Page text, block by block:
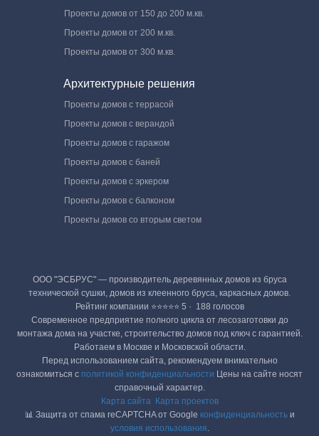
Проекты домов от 150 до 200 м.кв.
Проекты домов от 200 м.кв.
Проекты домов от 300 м.кв.
Архитектурные решения
Проекты домов с террасой
Проекты домов с верандой
Проекты домов с гаражом
Проекты домов с баней
Проекты домов с эркером
Проекты домов с балконом
Проекты домов со вторым светом
ООО "ЭСБРУС" — производитель деревянных домов из бруса
технической сушки, домов из клеенного бруса, каркасных домов.
Рейтинг компании ⭐⭐⭐⭐⭐ 5 · ‎ 188 голосов
Современное предприятие полного цикла от лесозаготовки до
монтажа дома на участке, строительство домов под ключ с гарантией.
Работаем в Москве и Московской области.
Перед использованием сайта, рекомендуем внимательно
ознакомиться с политикой конфиденциальности Цены на сайте носят
справочный характер.
Карта сайта
Карта проектов
📊 Защита от спама reCAPTCHA от Google конфиденциальностьи
условия использования.